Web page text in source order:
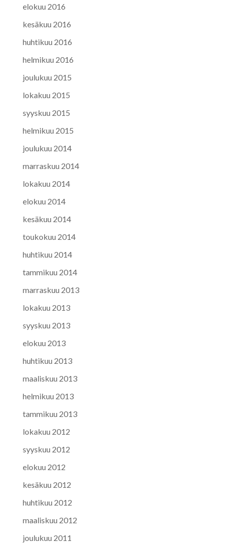
elokuu 2016
kesäkuu 2016
huhtikuu 2016
helmikuu 2016
joulukuu 2015
lokakuu 2015
syyskuu 2015
helmikuu 2015
joulukuu 2014
marraskuu 2014
lokakuu 2014
elokuu 2014
kesäkuu 2014
toukokuu 2014
huhtikuu 2014
tammikuu 2014
marraskuu 2013
lokakuu 2013
syyskuu 2013
elokuu 2013
huhtikuu 2013
maaliskuu 2013
helmikuu 2013
tammikuu 2013
lokakuu 2012
syyskuu 2012
elokuu 2012
kesäkuu 2012
huhtikuu 2012
maaliskuu 2012
joulukuu 2011